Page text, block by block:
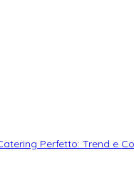
Perfetto: Trend e